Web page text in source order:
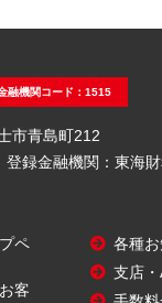
融機関コード：1515
市青島町212
録金融機関：東海
ペ
客
各種
支店